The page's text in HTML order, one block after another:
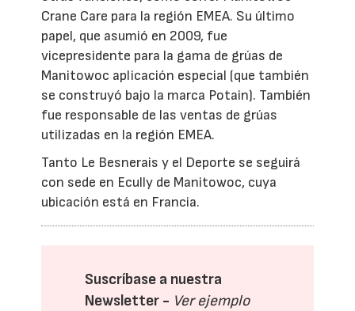
Crane Care para la región EMEA. Su último
papel, que asumió en 2009, fue
vicepresidente para la gama de grúas de
Manitowoc aplicación especial (que también
se construyó bajo la marca Potain). También
fue responsable de las ventas de grúas
utilizadas en la región EMEA.
Tanto Le Besnerais y el Deporte se seguirá
con sede en Ecully de Manitowoc, cuya
ubicación está en Francia.
Suscríbase a nuestra
Newsletter - Ver ejemplo